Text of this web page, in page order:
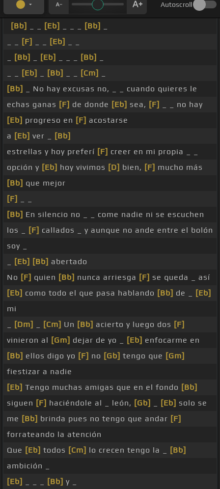
Autoscroll
[Bb] [Eb] [Bb]
[F] [Eb]
[Bb] [Eb] [Bb]
[Eb] [Bb] [Cm]
[Bb]
_ No hay excusas no, _ _ cuando quieres le
echas ganas [F] de donde [Eb] sea, [F]
_ _ no hay
[Eb] progreso en [F] acostarse
a [Eb] ver _
[Bb]
estrellas y hoy preferí [F] creer en mi propia _ _
opción y [Eb] hoy vivimos [D] bien, [F] mucho más
[Bb] que mejor
[F]
[Bb] En silencio no _ _ come nadie ni se escuchen
los _
[F] callados _ y aunque no ande entre el bolón
soy _
[Eb] [Bb] abertado
No [F] quien [Bb] nunca arriesga [F] se queda _ así
[Eb] como todo el que pasa hablando [Bb] de _
[Eb]
mi
[Dm] [Cm] Un [Bb] acierto y luego dos [F]
vinieron al [Gm] dejar de yo _ [Eb] enfocarme en
[Bb] ellos digo yo [F] no [Gb] tengo que [Gm]
fiestizar a nadie
[Eb] Tengo muchas amigas que en el fondo [Bb]
siguen [F] haciéndole al _ león, [Gb] [Eb] solo se
me [Bb] brinda pues no tengo que andar [F]
forrateando la atención
Que [Eb] todos [Cm] lo crecen tengo la _
[Bb]
ambición _
[Eb]
[Bb] y _